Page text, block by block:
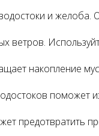
и желоба.
ветров.
накопление
поможет
предотвратить